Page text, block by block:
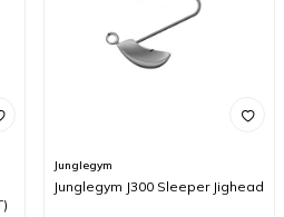
Junglegym
Junglegym J300 Sleeper Jighead